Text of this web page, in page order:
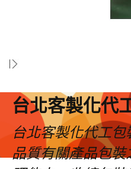
台北客製化代
台北客製化代工包
品質有關產品包